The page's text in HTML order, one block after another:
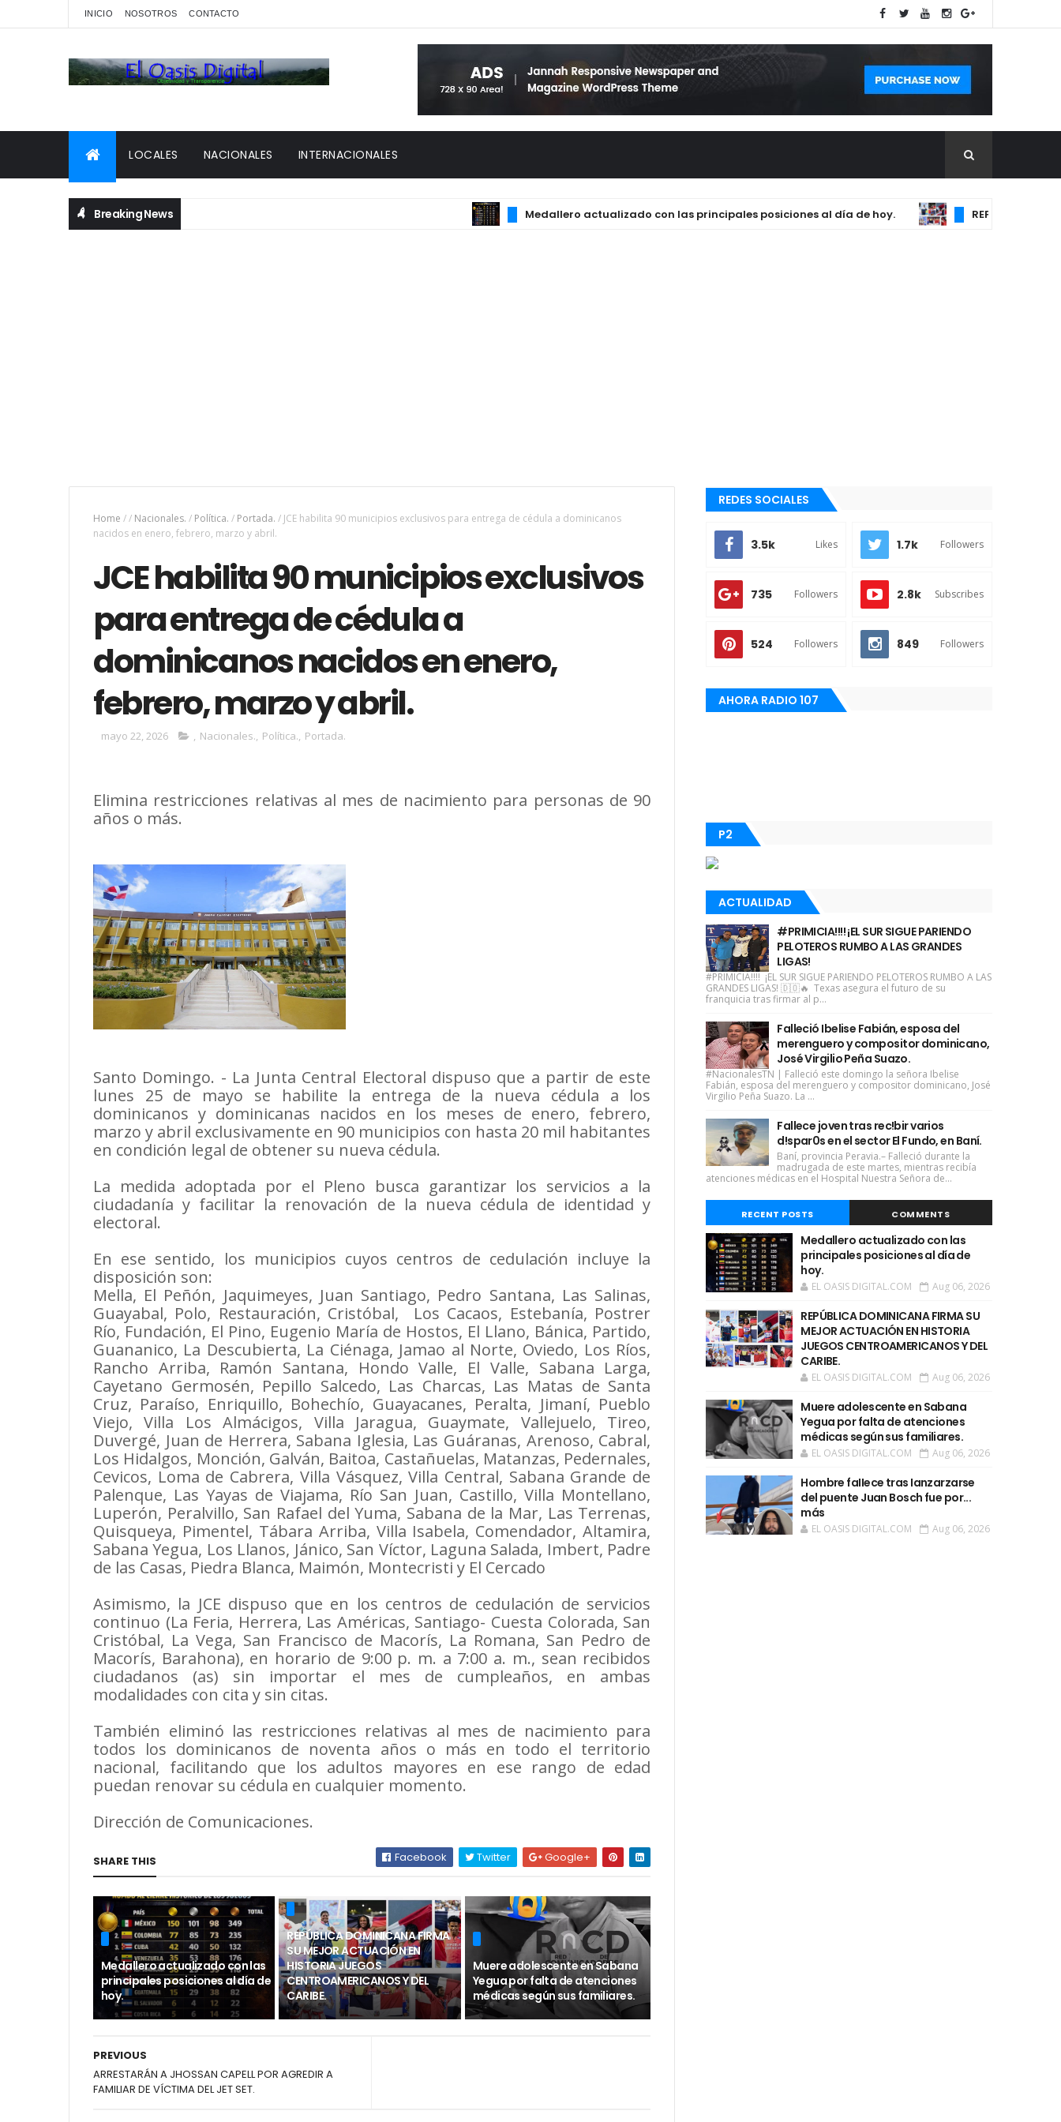
INICIO NOSOTROS CONTACTO
LOCALES NACIONALES INTERNACIONALES
Breaking News Medallero actualizado con las principales posiciones al día de hoy. REPÚBLICA
Home // Nacionales. / Política. / Portada. / JCE habilita 90 municipios exclusivos para entrega de cédula a dominicanos
nacidos en enero, febrero, marzo y abril.
JCE habilita 90 municipios exclusivos
para entrega de cédula a
dominicanos nacidos en enero,
febrero, marzo y abril.
mayo 22, 2026 , Nacionales., Política., Portada.
Elimina restricciones relativas al mes de nacimiento para personas de 90
años o más.
Santo Domingo. - La Junta Central Electoral dispuso que a partir de este
lunes 25 de mayo se habilite la entrega de la nueva cédula a los
dominicanos y dominicanas nacidos en los meses de enero, febrero,
marzo y abril exclusivamente en 90 municipios con hasta 20 mil habitantes
en condición legal de obtener su nueva cédula.
La medida adoptada por el Pleno busca garantizar los servicios a la
ciudadanía y facilitar la renovación de la nueva cédula de identidad y
electoral.
En ese sentido, los municipios cuyos centros de cedulación incluye la
disposición son:
Mella, El Peñón, Jaquimeyes, Juan Santiago, Pedro Santana, Las Salinas,
Guayabal, Polo, Restauración, Cristóbal, Los Cacaos, Estebanía, Postrer
Río, Fundación, El Pino, Eugenio María de Hostos, El Llano, Bánica, Partido,
Guananico, La Descubierta, La Ciénaga, Jamao al Norte, Oviedo, Los Ríos,
Rancho Arriba, Ramón Santana, Hondo Valle, El Valle, Sabana Larga,
Cayetano Germosén, Pepillo Salcedo, Las Charcas, Las Matas de Santa
Cruz, Paraíso, Enriquillo, Bohechío, Guayacanes, Peralta, Jimaní, Pueblo
Viejo, Villa Los Almácigos, Villa Jaragua, Guaymate, Vallejuelo, Tireo,
Duvergé, Juan de Herrera, Sabana Iglesia, Las Guáranas, Arenoso, Cabral,
Los Hidalgos, Monción, Galván, Baitoa, Castañuelas, Matanzas, Pedernales,
Cevicos, Loma de Cabrera, Villa Vásquez, Villa Central, Sabana Grande de
Palenque, Las Yayas de Viajama, Río San Juan, Castillo, Villa Montellano,
Luperón, Peralvillo, San Rafael del Yuma, Sabana de la Mar, Las Terrenas,
Quisqueya, Pimentel, Tábara Arriba, Villa Isabela, Comendador, Altamira,
Sabana Yegua, Los Llanos, Jánico, San Víctor, Laguna Salada, Imbert, Padre
de las Casas, Piedra Blanca, Maimón, Montecristi y El Cercado
Asimismo, la JCE dispuso que en los centros de cedulación de servicios
continuo (La Feria, Herrera, Las Américas, Santiago- Cuesta Colorada, San
Cristóbal, La Vega, San Francisco de Macorís, La Romana, San Pedro de
Macorís, Barahona), en horario de 9:00 p. m. a 7:00 a. m., sean recibidos
ciudadanos (as) sin importar el mes de cumpleaños, en ambas
modalidades con cita y sin citas.
También eliminó las restricciones relativas al mes de nacimiento para
todos los dominicanos de noventa años o más en todo el territorio
nacional, facilitando que los adultos mayores en ese rango de edad
puedan renovar su cédula en cualquier momento.
Dirección de Comunicaciones.
SHARE THIS Facebook Twitter Google+
Medallero actualizado con las
principales posiciones al día de
hoy.
REPÚBLICA DOMINICANA FIRMA
SU MEJOR ACTUACIÓN EN
HISTORIA JUEGOS
CENTROAMERICANOS Y DEL
CARIBE.
Muere adolescente en Sabana
Yegua por falta de atenciones
médicas según sus familiares.
PREVIOUS
ARRESTARÁN A JHOSSAN CAPELL POR AGREDIR A
FAMILIAR DE VÍCTIMA DEL JET SET.
REDES SOCIALES
3.5k Likes 1.7k Followers
735 Followers 2.8k Subscribes
524 Followers 849 Followers
AHORA RADIO 107
P2
ACTUALIDAD
#PRIMICIA!!!! ¡EL SUR SIGUE PARIENDO
PELOTEROS RUMBO A LAS GRANDES
LIGAS!
#PRIMICIA!!!! ¡EL SUR SIGUE PARIENDO PELOTEROS RUMBO A LAS
GRANDES LIGAS! 🇩🇴🔥 Texas asegura el futuro de su
franquicia tras firmar al p...
Falleció Ibelise Fabián, esposa del
merenguero y compositor dominicano,
José Virgilio Peña Suazo.
#NacionalesTN | Falleció este domingo la señora Ibelise
Fabián, esposa del merenguero y compositor dominicano, José
Virgilio Peña Suazo. La ...
Fallece joven tras rec!bir varios
d!spar0s en el sector El Fundo, en Baní.
Baní, provincia Peravia.– Falleció durante la
madrugada de este martes, mientras recibía
atenciones médicas en el Hospital Nuestra Señora de...
RECENT POSTS COMMENTS
Medallero actualizado con las
principales posiciones al día de
hoy.
EL OASIS DIGITAL.COM Aug 06, 2026
REPÚBLICA DOMINICANA FIRMA SU
MEJOR ACTUACIÓN EN HISTORIA
JUEGOS CENTROAMERICANOS Y DEL
CARIBE.
EL OASIS DIGITAL.COM Aug 06, 2026
Muere adolescente en Sabana
Yegua por falta de atenciones
médicas según sus familiares.
EL OASIS DIGITAL.COM Aug 06, 2026
Hombre faIIece tras Ianzarzarse
del puente Juan Bosch fue por...
más
EL OASIS DIGITAL.COM Aug 06, 2026